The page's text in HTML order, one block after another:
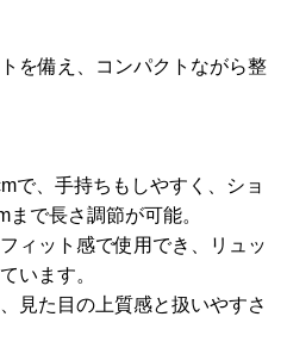
を備え、コンパクトながら整
で、手持ちもしやすく、ショ
で長さ調節が可能。
ィット感で使用でき、リュッ
います。
見た目の上質感と扱いやすさ